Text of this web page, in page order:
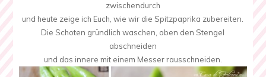
zwischendurch
und heute zeige ich Euch, wie wir die Spitzpaprika zubereiten.
Die Schoten gründlich waschen, oben den Stengel
abschneiden
und das innere mit einem Messer rausschneiden.